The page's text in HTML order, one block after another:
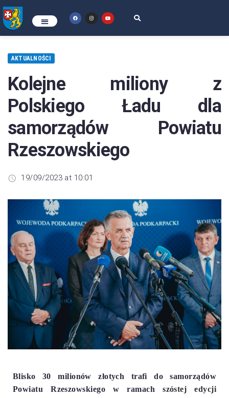
AKTUALNOŚCI
Kolejne miliony z
Polskiego Ładu dla
samorządów Powiatu
Rzeszowskiego
19/09/2023 at 10:01
Blisko 30 milionów złotych trafi do samorządów
Powiatu Rzeszowskiego w ramachszóstej edycji